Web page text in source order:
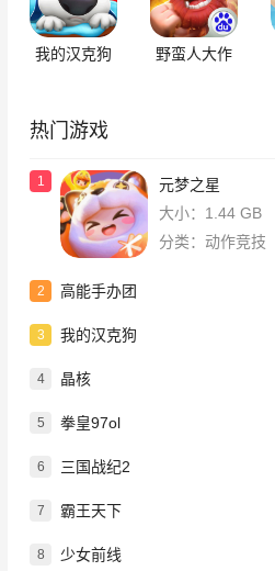
我的汉克狗
野蛮人大作
热门游戏
1
元梦之星
大小：1.44 GB
分类：动作竞技
2 高能手办团
3 我的汉克狗
4 晶核
5 拳皇97ol
6 三国战纪2
7 霸王天下
8 少女前线